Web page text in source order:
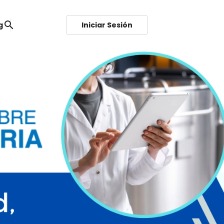
search Iniciar Sesión